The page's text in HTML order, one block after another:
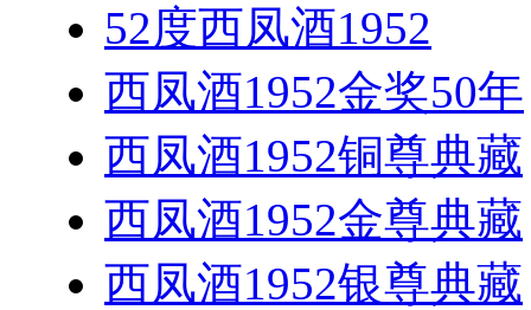
52度西凤酒1952
西凤酒1952金奖50年
西凤酒1952铜尊典藏
西凤酒1952金尊典藏
西凤酒1952银尊典藏